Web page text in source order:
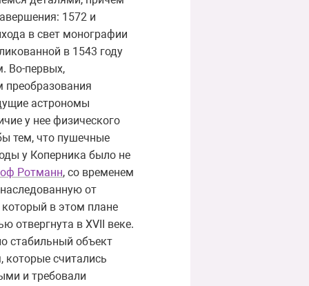
1572 и
в свет монографии
в 1543 году
Во-первых,
преобразования
астрономы
у нее физического
тем, что пушечные
у Коперника было не
Ротманн, со временем
от
в этом плане
отвергнута в XVII веке.
стабильный объект
которые считались
и требовали